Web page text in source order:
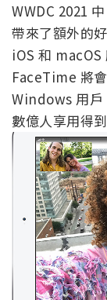
WWDC 2021
帶來了額外的
iOS 和
FaceTime 將
Windows 用戶
數億人享用得到